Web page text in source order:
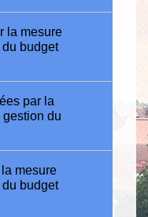
la mesure
budget
par la
du
mesure
budget